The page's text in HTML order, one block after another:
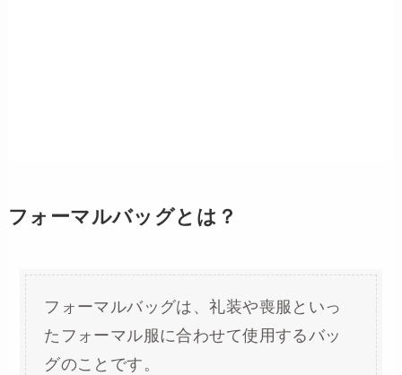
フォーマルバッグとは？
フォーマルバッグは、礼装や喪服といっ
たフォーマル服に合わせて使用するバッ
グのことです。